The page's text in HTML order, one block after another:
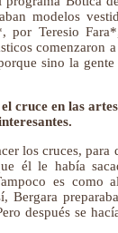
modelos
por Teresio
comenzaron
sino la
cruce en las
los cruces, para
él le había
es como
Bergara
después se